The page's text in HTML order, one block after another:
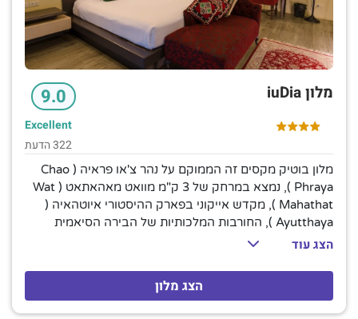
מלון iuDia 9.0
Excellent
322 הדעת
מלון בוטיק מקסים זה הממוקם על נהר צ'או פראיה ( Chao
Phraya ), נמצא במרחק של 3 ק"מ מוואט מאהאתאט ( Wat
Mahathat ), מקדש אייקוני בפארק ההיסטורי איוטהאיה (
Ayutthaya ), החורבות המלכותיות של הבירה הסיאמית
על שם דמויות היסטוריות וכוללים אינטרנט אלחוטי חינם, מיני
בר ושירות חדרים, כמו גם נגני DVD ומסכים שטוחים. כל
החדרים כוללים אמצעים להכנת תה וקפה, וחדרים משודרגים
הצג עוד
הצג מלון